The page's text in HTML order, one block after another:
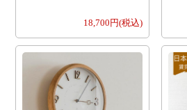
18,700円(税込)